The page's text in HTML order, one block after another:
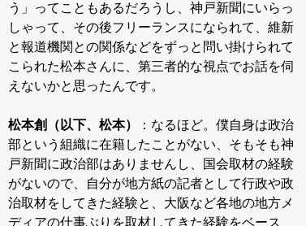
う」ってこともあるだろうし、神戸新聞にいらっ
しゃって、その後フリーランスになられて、維新
と報道機関との関係などをずっと問い掛けられて
こられた松本さんに、第三者的な視点でお話を伺
えないかと思ったんです。
松本創（以下、松本）
：なるほど。僕自身は政治
部という組織に在籍したことがない、そもそも神
戸新聞に政治部はありませんし、国会取材の経験
がないので、自分が地方紙の記者として行政や政
治取材をしてきた経験と、大阪など各地の地方メ
ディアの仕事ぶりを取材してきた経験をベース